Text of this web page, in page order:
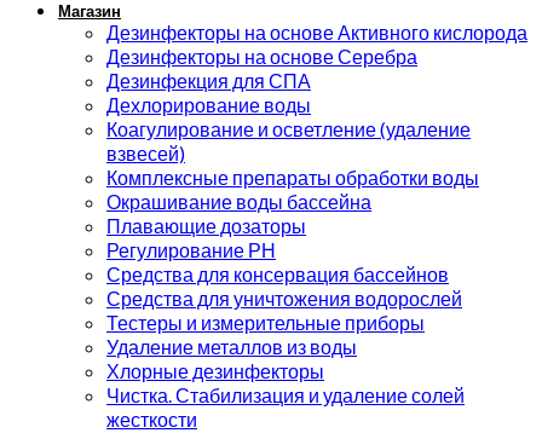
Магазин
Дезинфекторы на основе Активного кислорода
Дезинфекторы на основе Серебра
Дезинфекция для СПА
Дехлорирование воды
Коагулирование и осветление (удаление
взвесей)
Комплексные препараты обработки воды
Окрашивание воды бассейна
Плавающие дозаторы
Регулирование РН
Средства для консервация бассейнов
Средства для уничтожения водорослей
Тестеры и измерительные приборы
Удаление металлов из воды
Хлорные дезинфекторы
Чистка. Стабилизация и удаление солей
жесткости